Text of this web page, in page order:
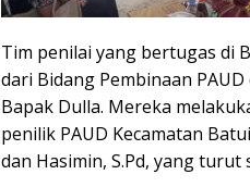
Tim penilai yang bertugas di
dari Bidang Pembinaan
Bapak Dulla. Mereka
penilik PAUD Kecamatan
dan Hasimin, S.Pd, yang